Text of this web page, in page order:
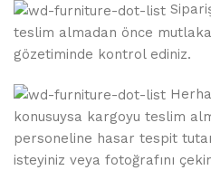
teslim almadan önce
gözetiminde kontrol ediniz.
konusuysa kargoyu teslim
personeline hasar tespit
isteyiniz veya fotoğrafını